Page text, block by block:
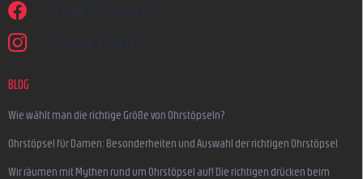
Wir sind auf Facebook!
earmazing_earplugs
BLOG
Wie wählt man die richtige Größe von Ohrstöpseln?
Ohrstöpsel für Damen: Besonderheiten und Auswahl der richtigen Ohrstöpsel
Wir räumen mit Mythen rund um Ohrstöpsel auf! Die richtigen drücken beim